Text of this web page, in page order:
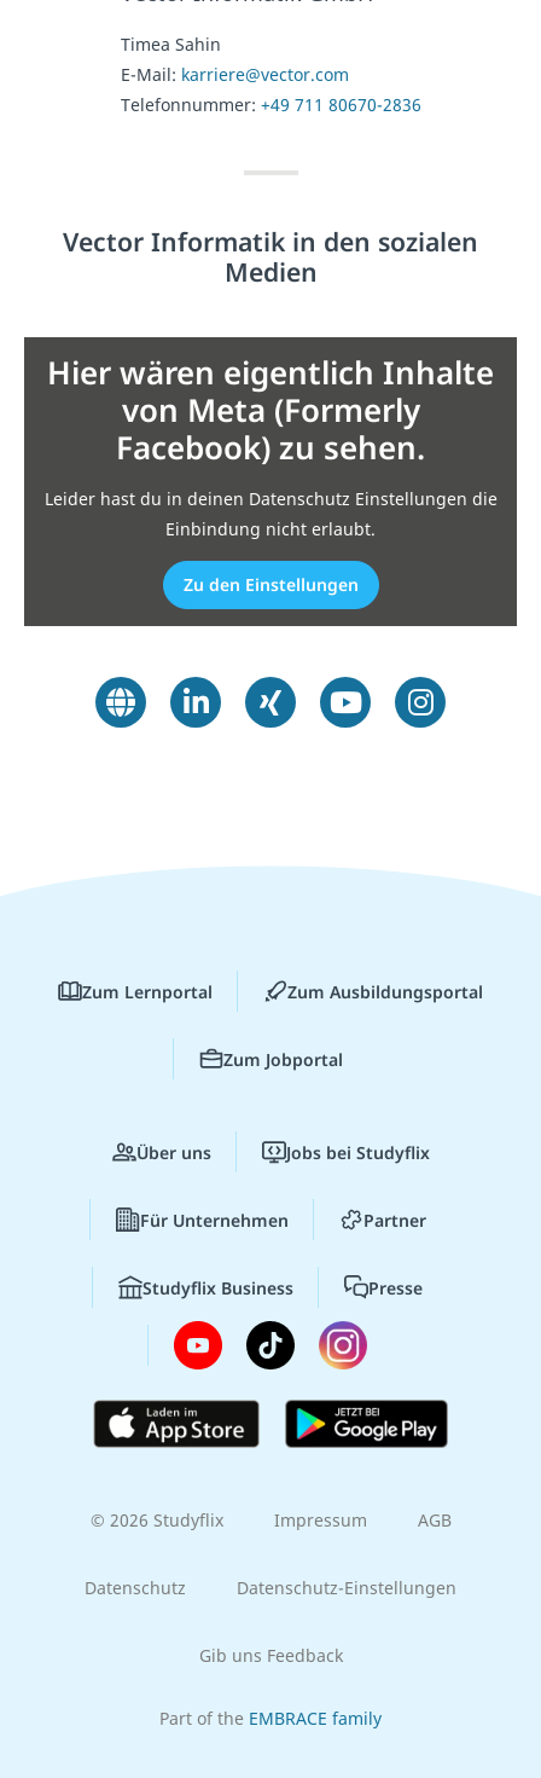
Timea Sahin
E-Mail: karriere@vector.com
Telefonnummer: +49 711 80670-2836
Vector Informatik in den sozialen
Medien
Hier wären eigentlich Inhalte
von Meta (Formerly
Facebook) zu sehen.
Leider hast du in deinen Datenschutz Einstellungen die
Einbindung nicht erlaubt.
Zu den Einstellungen
Zum Lernportal Zum Ausbildungsportal
Zum Jobportal
Über uns Jobs bei Studyflix
Für Unternehmen Partner
Studyflix Business Presse
© 2026 Studyflix Impressum AGB
Datenschutz Datenschutz-Einstellungen
Gib uns Feedback
Part of the EMBRACE family